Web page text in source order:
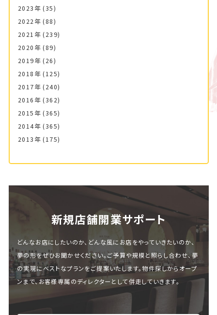
2023年 (35)
2022年 (88)
2021年 (239)
2020年 (89)
2019年 (26)
2018年 (125)
2017年 (240)
2016年 (362)
2015年 (365)
2014年 (365)
2013年 (175)
新規店舗開業サポート
どんなお店にしたいのか、どんな風にお店をやっていきたいのか、
夢の形をぜひお聞かせください。ご予算や規模と照らし合わせ、夢
の実現にベストなプランをご提案いたします。物件探しからオープ
ンまで、お客様専属のディレクターとして併走していきます。